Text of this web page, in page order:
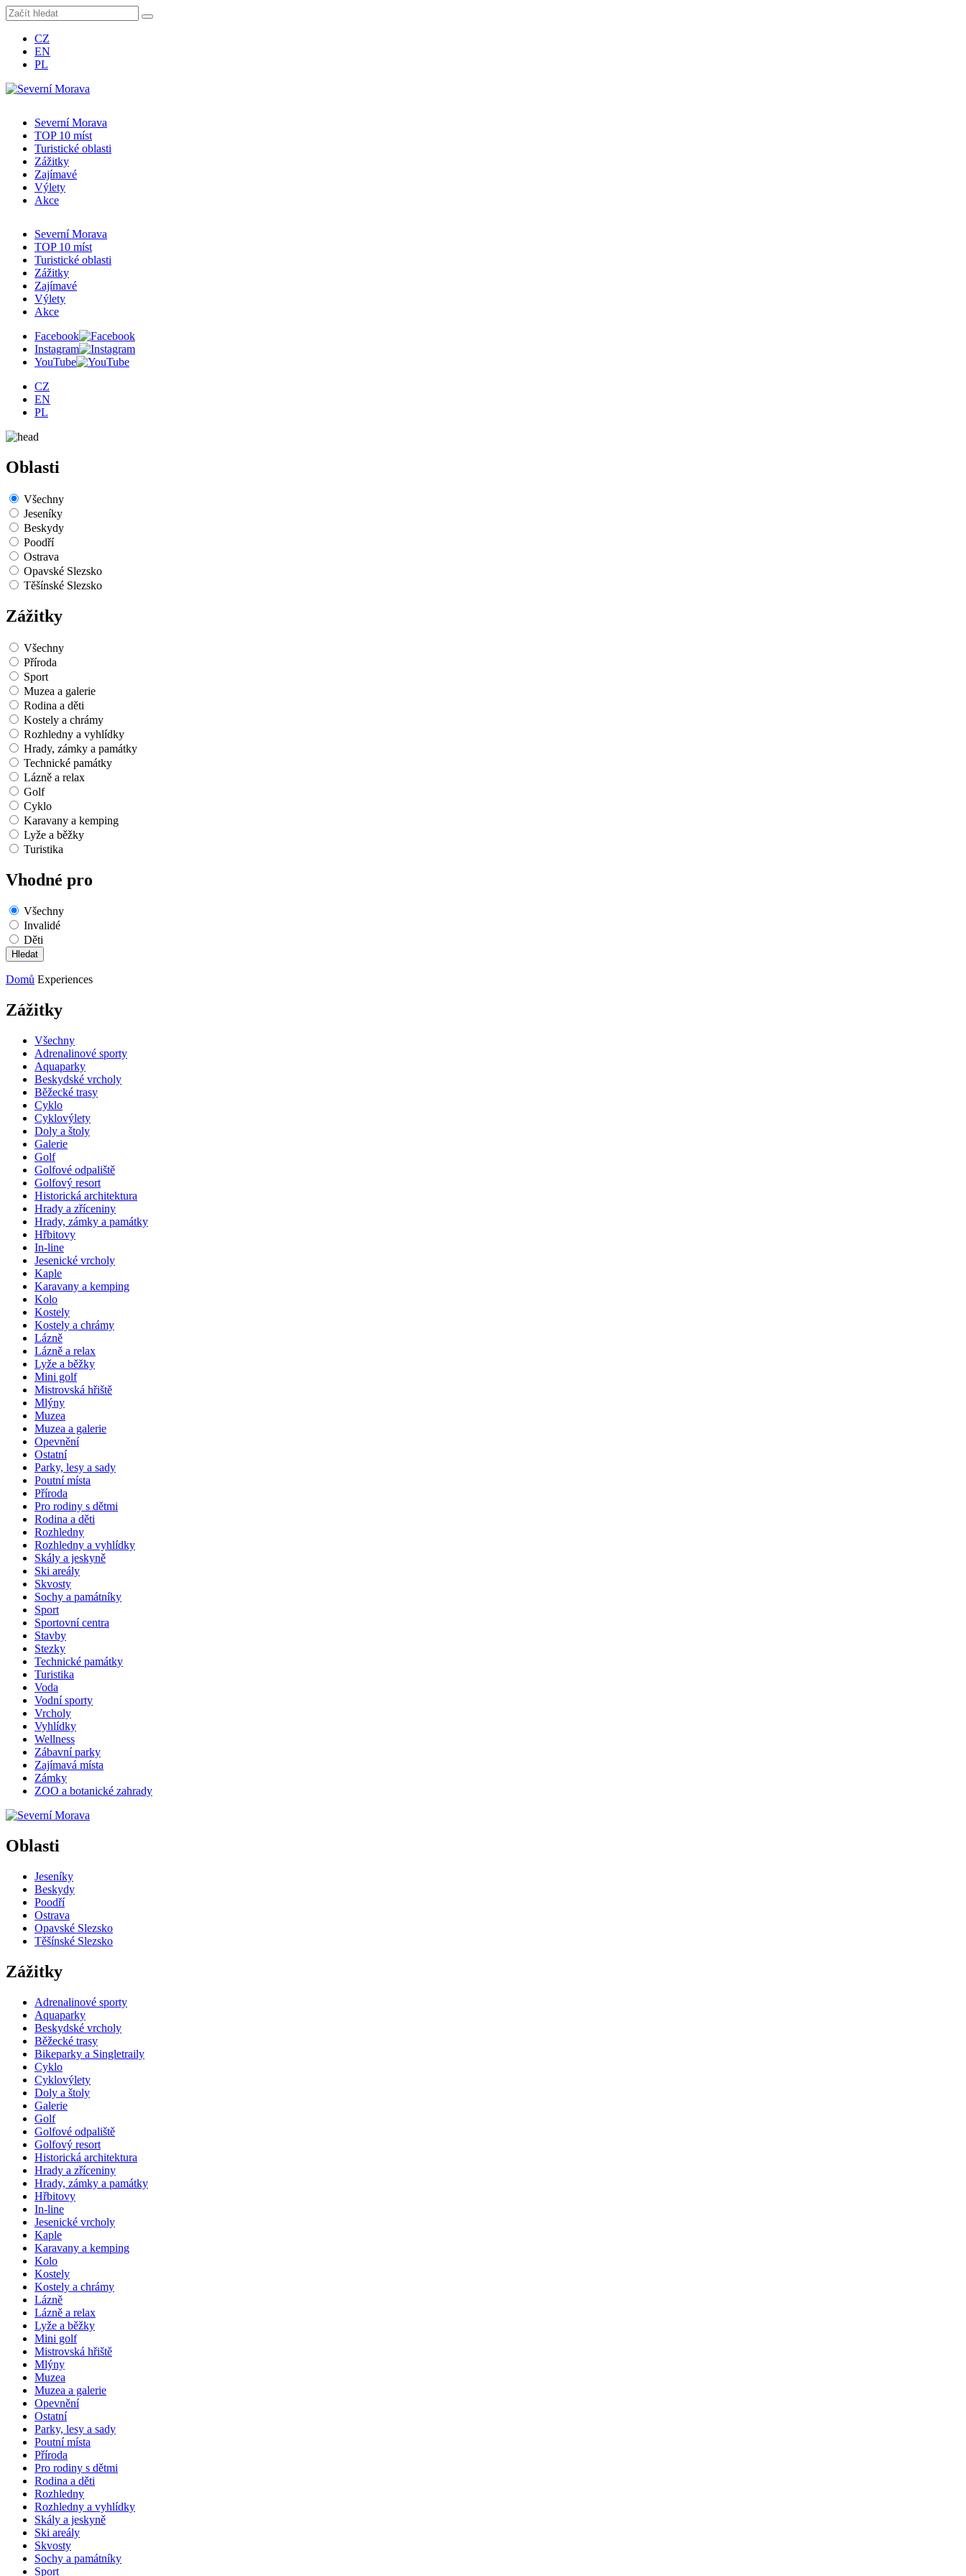
CZ
EN
PL
Severní Morava
TOP 10 míst
Turistické oblasti
Zážitky
Zajímavé
Výlety
Akce
Severní Morava
TOP 10 míst
Turistické oblasti
Zážitky
Zajímavé
Výlety
Akce
Facebook
Instagram
YouTube
CZ
EN
PL
Oblasti
Všechny
Jeseníky
Beskydy
Poodří
Ostrava
Opavské Slezsko
Těšínské Slezsko
Zážitky
Všechny
Příroda
Sport
Muzea a galerie
Rodina a děti
Kostely a chrámy
Rozhledny a vyhlídky
Hrady, zámky a památky
Technické památky
Lázně a relax
Golf
Cyklo
Karavany a kemping
Lyže a běžky
Turistika
Vhodné pro
Všechny
Invalidé
Děti
Domů Experiences
Zážitky
Všechny
Adrenalinové sporty
Aquaparky
Beskydské vrcholy
Běžecké trasy
Cyklo
Cyklovýlety
Doly a štoly
Galerie
Golf
Golfové odpaliště
Golfový resort
Historická architektura
Hrady a zříceniny
Hrady, zámky a památky
Hřbitovy
In-line
Jesenické vrcholy
Kaple
Karavany a kemping
Kolo
Kostely
Kostely a chrámy
Lázně
Lázně a relax
Lyže a běžky
Mini golf
Mistrovská hřiště
Mlýny
Muzea
Muzea a galerie
Opevnění
Ostatní
Parky, lesy a sady
Poutní místa
Příroda
Pro rodiny s dětmi
Rodina a děti
Rozhledny
Rozhledny a vyhlídky
Skály a jeskyně
Ski areály
Skvosty
Sochy a památníky
Sport
Sportovní centra
Stavby
Stezky
Technické památky
Turistika
Voda
Vodní sporty
Vrcholy
Vyhlídky
Wellness
Zábavní parky
Zajímavá místa
Zámky
ZOO a botanické zahrady
Oblasti
Jeseníky
Beskydy
Poodří
Ostrava
Opavské Slezsko
Těšínské Slezsko
Zážitky
Adrenalinové sporty
Aquaparky
Beskydské vrcholy
Běžecké trasy
Bikeparky a Singletraily
Cyklo
Cyklovýlety
Doly a štoly
Galerie
Golf
Golfové odpaliště
Golfový resort
Historická architektura
Hrady a zříceniny
Hrady, zámky a památky
Hřbitovy
In-line
Jesenické vrcholy
Kaple
Karavany a kemping
Kolo
Kostely
Kostely a chrámy
Lázně
Lázně a relax
Lyže a běžky
Mini golf
Mistrovská hřiště
Mlýny
Muzea
Muzea a galerie
Opevnění
Ostatní
Parky, lesy a sady
Poutní místa
Příroda
Pro rodiny s dětmi
Rodina a děti
Rozhledny
Rozhledny a vyhlídky
Skály a jeskyně
Ski areály
Skvosty
Sochy a památníky
Sport